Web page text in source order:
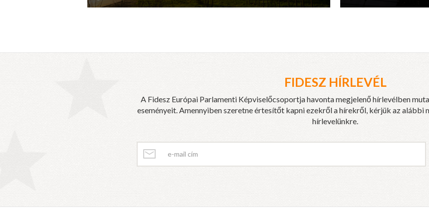
FIDESZ HÍRLEVÉL
A Fidesz Európai Parlamenti Képviselőcsoportja havonta megjelenő hírlevélben
eseményeit. Amennyiben szeretne értesítőt kapni ezekről a hírekről, kérjük az
hírlevelünkre.